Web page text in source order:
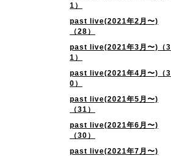
1）
past live(2021年2月〜)
（28）
past live(2021年3月〜)（3
1）
past live(2021年4月〜)（3
0）
past live(2021年5月〜)
（31）
past live(2021年6月〜)
（30）
past live(2021年7月〜)